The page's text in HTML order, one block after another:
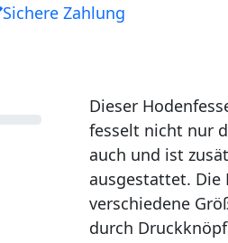
Sichere Zahlung
Dieser
fesselt nicht nur
auch und ist
ausgestattet. Die
verschiedene
durch